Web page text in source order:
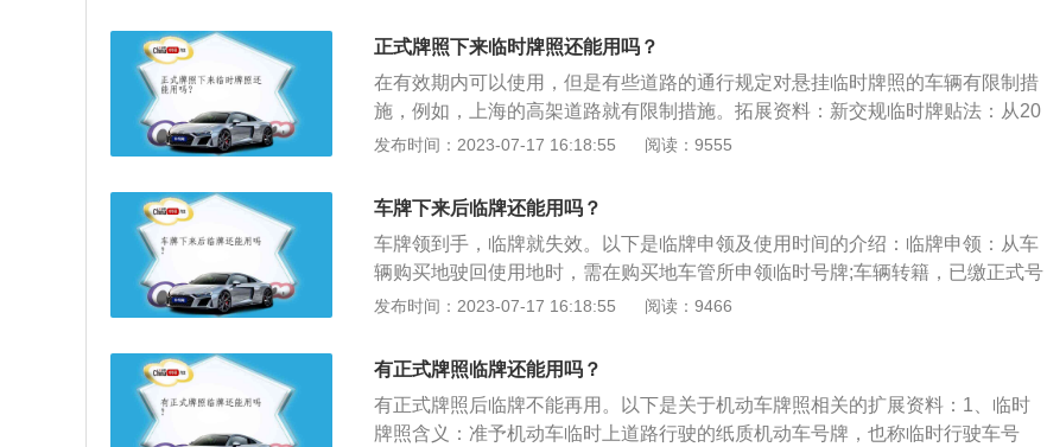
延长手续与初次申请临牌一样，车主凭身份证明、车辆购买发票、新车合格证、
交强险凭证、或进口凭证及相关证件的复印件等即可向公安机关申领临时行驶车
号牌。办理时应讲明车辆行驶起止地点和使用临时号牌的时间。大概一个工作日
相应手续，并可以依照本法第九十条的规定予以处罚。当事人提供相应的牌证、
标志或者补办相应手续的，应当及时退还机动车。故意遮挡、污损或者不按规定
安装机动车号牌的，依照本法第九十条的规定予以处罚。第九十条机动车驾驶人
违反道路交通安全法律、法规关于道路通行规定的，处警告或者二十元以上二百
元以下罚款。本法另有规定的，依照规定处罚。汽车临时车牌，指的是购买机动
表明。是一种纸质机动车车牌。大部分临时牌照基本都在购买的新车上。因为不
能立即获得汽车的正规牌照，所以汽车可以在短时间内上路行驶。新车上路必须
使用临时牌照，其法律效力与官方牌照相同。当汽车获得官方牌照时，临时牌照
没有拿到车牌，临时车牌过期，那么汽车是不可以继续上路驾驶的，会被扣分罚
况下，在汽车未上车牌以前，临时车牌最对可以打三张，前两张的临时车牌每张
使用期限不可以超过十五天，第三张不可以超过十天。
正式牌照下来临时牌照还能用吗？
在有效期内可以使用，但是有些道路的通行规定对悬挂临时牌照的车辆有限制措
施，例如，上海的高架道路就有限制措施。拓展资料：新交规临时牌贴法：从20
11年1月1日起，载客汽车的临时行驶车号牌由1张调整为2张，并将安装方式
不影响驾驶人视线的位置，另1张应当粘贴在车内后风窗玻璃左下角。临时牌闯
牌或临时车牌。2013年1月1日起，上道路行驶的机动车未悬挂机动车号牌，或者
故意遮挡、污损、不按规定安装机动车号牌，一次性记12分。
发布时间：2023-07-17 16:18:55 阅读：9555
车牌下来后临牌还能用吗？
车牌领到手，临牌就失效。以下是临牌申领及使用时间的介绍：临牌申领：从车
辆购买地驶回使用地时，需在购买地车管所申领临时号牌;车辆转籍，已缴正式号
牌时，需在当地车管所申领临时号牌，以便驶回本地;在本地区未申领正式号牌的
号牌驶回原地区;在本地购车要驶往外地时，需到本地申领临时号牌驶往外地;反之
相同。临牌使用时间：新车使用临时牌照不得超过15天，车主应及时向车辆管理
机关申请使用正式牌照。过期后，会面临暂扣车辆、罚款、扣12分的处罚决定。
发布时间：2023-07-17 16:18:55 阅读：9466
有正式牌照临牌还能用吗？
有正式牌照后临牌不能再用。以下是关于机动车牌照相关的扩展资料：1、临时
牌照含义：准予机动车临时上道路行驶的纸质机动车号牌，也称临时行驶车号